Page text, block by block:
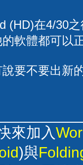
(HD)在4/30
軟體都可以
要不要出新
來加入
)與